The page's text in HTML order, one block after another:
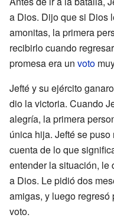
a Dios. Dijo que si Dios
amonitas, la primera
recibirlo cuando
promesa era un voto
Jefté y su ejército
dio la victoria. Cuando
alegría, la primera
única hija. Jefté se
cuenta de lo que
entender la situación,
a Dios. Le pidió dos
amigas, y luego
voto.